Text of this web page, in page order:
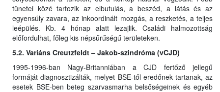
tünetei közé tartozik az elbutulás, a beszéd, a látás és az
egyensúly zavara, az inkoordinált mozgás, a reszketés, a teljes
leépülés. Kb. 4 hónap alatt lezajlik. Családi halmozottság
előfordulhat, főleg kis népsűrűségű területeken.
5.2. Variáns Creutzfeldt – Jakob-szindróma (vCJD)
1995-1996-ban Nagy-Britanniában a CJD fertőző jellegű
formáját diagnosztizálták, melyet BSE-től eredőnek tartanak, az
esetek BSE-ben beteg szarvasmarha belsőségeinek és egyéb